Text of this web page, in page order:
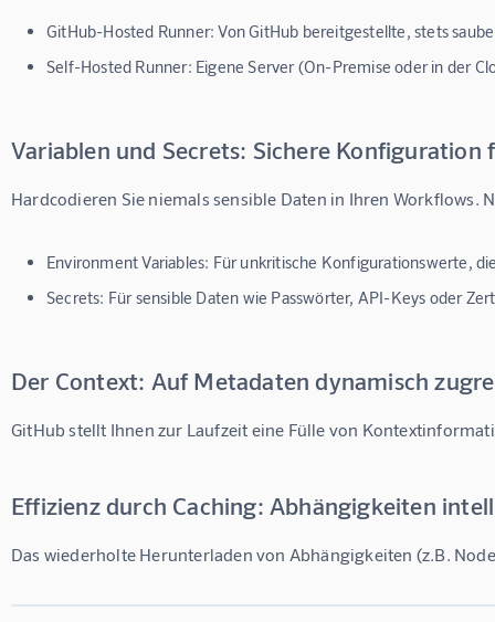
GitHub-Hosted Runner: Von GitHub bereitgestellte, stets
Self-Hosted Runner: Eigene Server (On-Premise oder in der
Variablen und Secrets: Sichere Konfiguration
Hardcodieren Sie niemals sensible Daten in Ihren Workflows.
Environment Variables: Für unkritische Konfigurationswerte,
Secrets: Für sensible Daten wie Passwörter, API-Keys oder
Der Context: Auf Metadaten dynamisch
GitHub stellt Ihnen zur Laufzeit eine Fülle von
Effizienz durch Caching: Abhängigkeiten
Das wiederholte Herunterladen von Abhängigkeiten (z.B.